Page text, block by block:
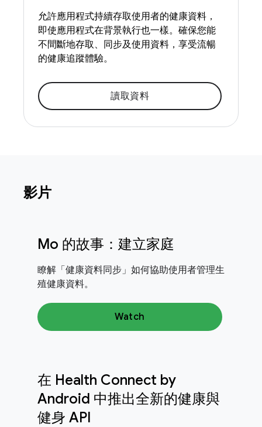
允許應用程式持續存取使用者的健康資料，
即使應用程式在背景執行也一樣。確保您能
不間斷地存取、同步及使用資料，享受流暢
的健康追蹤體驗。
讀取資料
影片
Mo 的故事：建立家庭
瞭解「健康資料同步」如何協助使用者管理生
殖健康資料。
Watch
在 Health Connect by
Android 中推出全新的健康與
健身 API